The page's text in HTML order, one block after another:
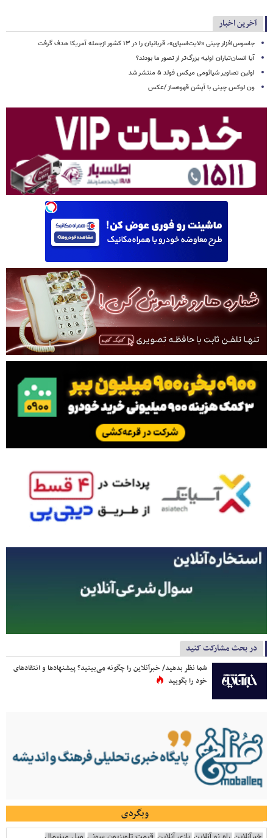
آخرین اخبار
جاسوس‌افزار چینی «لایت‌اسپای»، قربانیان را در ۱۳ کشور ازجمله آمریکا هدف گرفت
آیا انسان‌تباران اولیه بزرگ‌تر از تصور ما بودند؟
اولین تصاویر شیائومی میکس فولد ۵ منتشر شد
ون لوکس چینی با آپشن قهوه‌ساز /عکس
در بحث مشارکت کنید
شما نظر بدهید/ خبرآنلاین را چگونه می‌بینید؟ پیشنهادها و انتقادهای
خود را بگویید
وبگردی